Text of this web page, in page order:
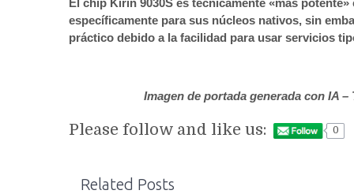
El chip Kirin 9030S es técnicamente «más
específicamente para sus núcleos nativos, sin
práctico debido a la facilidad para usar servicios
Imagen de portada generada con IA
Please follow and like us: 0
Related Posts